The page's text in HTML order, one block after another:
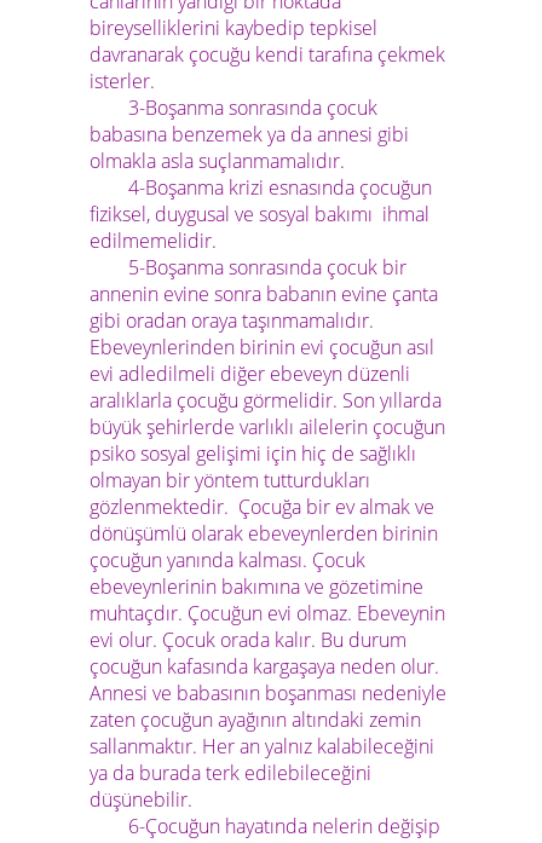
bireyselliklerini kaybedip tepkisel
davranarak çocuğu kendi tarafına çekmek
isterler.
3-Boşanma sonrasında çocuk
babasına benzemek ya da annesi gibi
olmakla asla suçlanmamalıdır.
4-Boşanma krizi esnasında çocuğun
fiziksel, duygusal ve sosyal bakımı ihmal
edilmemelidir.
5-Boşanma sonrasında çocuk bir
annenin evine sonra babanın evine çanta
gibi oradan oraya taşınmamalıdır.
Ebeveynlerinden birinin evi çocuğun asıl
evi adledilmeli diğer ebeveyn düzenli
aralıklarla çocuğu görmelidir. Son yıllarda
büyük şehirlerde varlıklı ailelerin çocuğun
psiko sosyal gelişimi için hiç de sağlıklı
olmayan bir yöntem tutturdukları
gözlenmektedir. Çocuğa bir ev almak ve
dönüşümlü olarak ebeveynlerden birinin
çocuğun yanında kalması. Çocuk
ebeveynlerinin bakımına ve gözetimine
muhtaçdır. Çocuğun evi olmaz. Ebeveynin
evi olur. Çocuk orada kalır. Bu durum
çocuğun kafasında kargaşaya neden olur.
Annesi ve babasının boşanması nedeniyle
zaten çocuğun ayağının altındaki zemin
sallanmaktır. Her an yalnız kalabileceğini
ya da burada terk edilebileceğini
düşünebilir.
6-Çocuğun hayatında nelerin değişip